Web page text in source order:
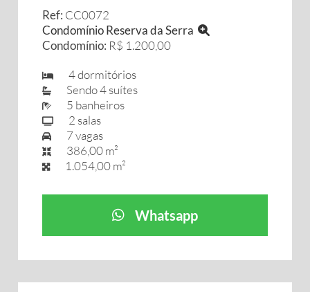
Ref: CC0072
Condomínio Reserva da Serra
Condomínio: R$ 1.200,00
4 dormitórios
Sendo 4 suítes
5 banheiros
2 salas
7 vagas
386,00 m²
1.054,00 m²
Whatsapp